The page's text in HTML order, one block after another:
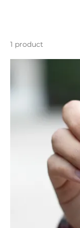
1 product